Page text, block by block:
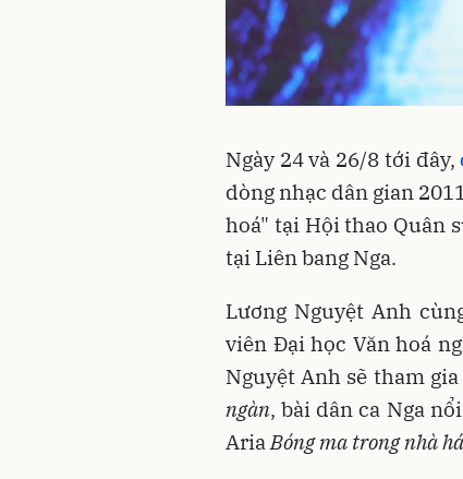
Ngày 24 và 26/8 tới đây,
dòng nhạc dân gian
hoá" tại Hội thao Quân
tại Liên bang Nga.
Lương Nguyệt Anh
viên Đại học Văn hoá
Nguyệt Anh sẽ tham
ngàn, bài dân ca Nga
AriaBóng ma trong nhà